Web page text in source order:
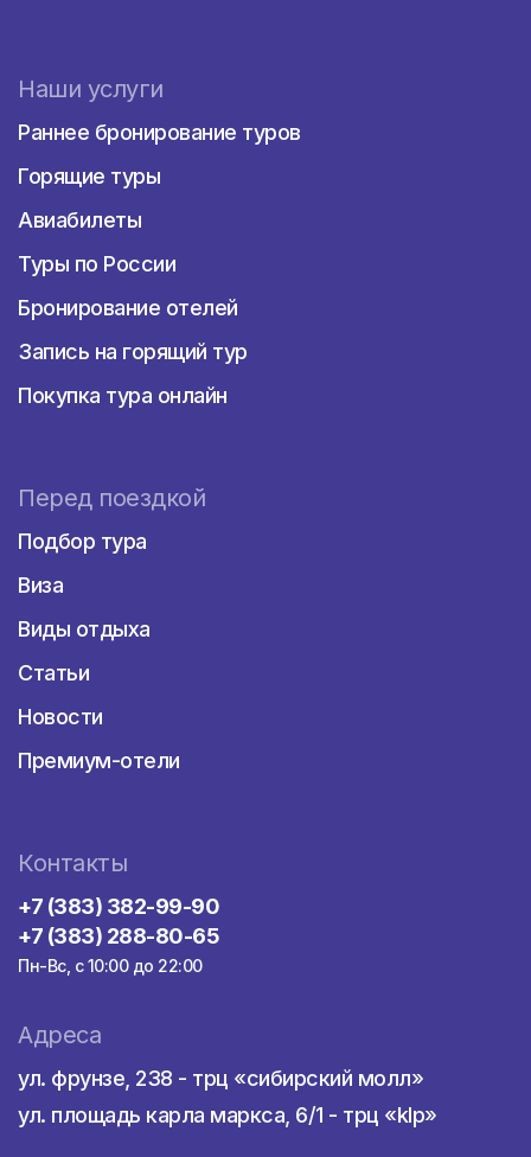
Наши услуги
Раннее бронирование туров
Горящие туры
Авиабилеты
Туры по России
Бронирование отелей
Запись на горящий тур
Покупка тура онлайн
Перед поездкой
Подбор тура
Виза
Виды отдыха
Статьи
Новости
Премиум-отели
Контакты
+7 (383) 382-99-90
+7 (383) 288-80-65
Пн-Вс, с 10:00 до 22:00
Адреса
ул. фрунзе, 238 - трц «сибирский молл»
ул. площадь карла маркса, 6/1 - трц «klp»